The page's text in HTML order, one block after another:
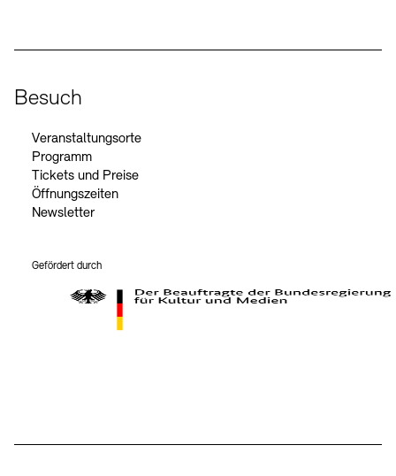
Besuch
Veranstaltungsorte
Programm
Tickets und Preise
Öffnungszeiten
Newsletter
Gefördert durch